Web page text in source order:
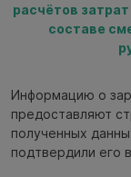
расчётов
составе
Информацию о
предоставляют
полученных
подтвердили его